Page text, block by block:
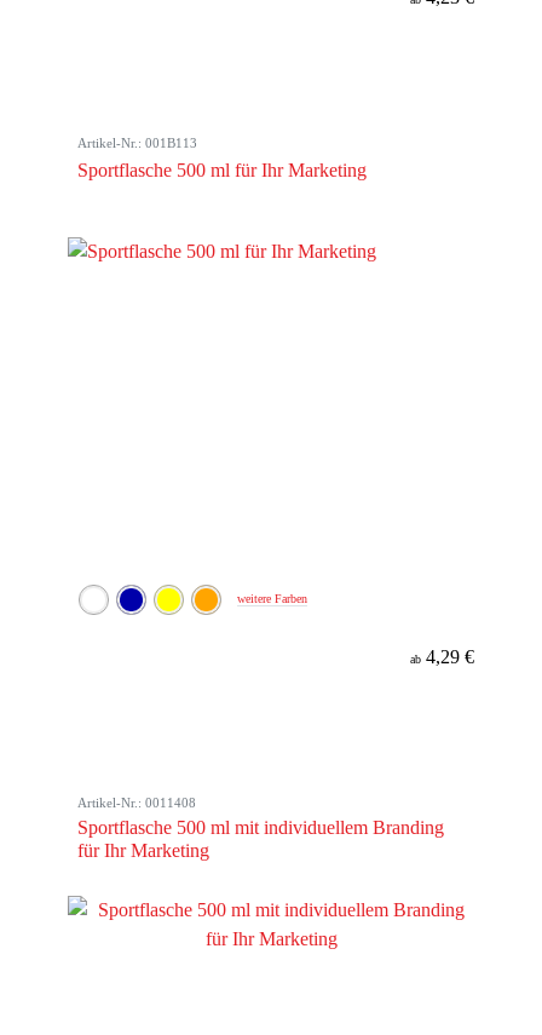
Artikel-Nr.: 001B113
Sportflasche 500 ml für Ihr Marketing
weitere Farben
ab 4,29 €
Artikel-Nr.: 0011408
Sportflasche 500 ml mit individuellem Branding
für Ihr Marketing